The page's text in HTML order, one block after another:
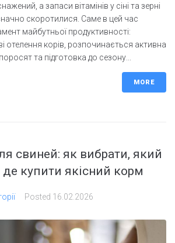
а запаси вітамінів у сіні та зерні
скоротилися. Саме в цей час
майбутньої продуктивності:
отелення корів, розпочинається активна
та підготовка до сезону...
MORE
свиней: як вибрати, який
де купити якісний корм
Posted 16.02.2026